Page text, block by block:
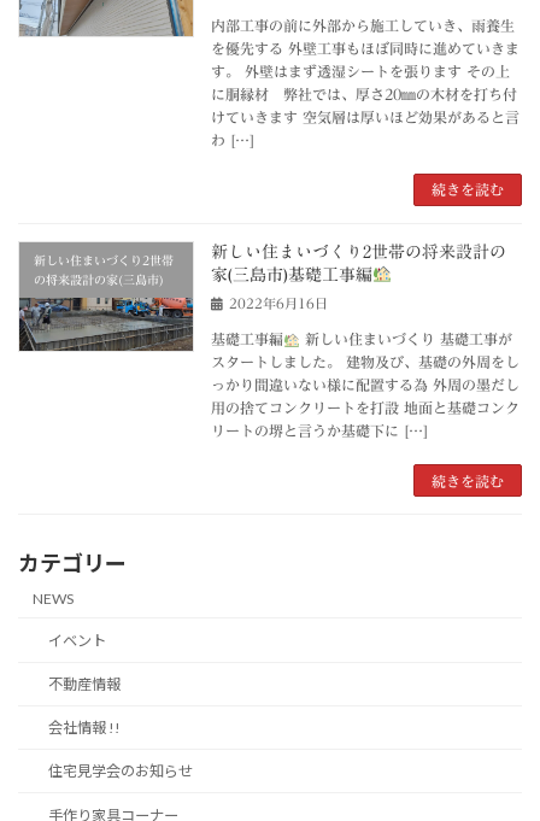
内部工事の前に外部から施工していき、雨養生
を優先する 外壁工事もほぼ同時に進めていきま
す。 外壁はまず透湿シートを張ります その上
に胴縁材 弊社では、厚さ20㎜の木材を打ち付
けていきます 空気層は厚いほど効果があると言
わ […]
続きを読む
新しい住まいづくり2世帯
の将来設計の家(三島市)
新しい住まいづくり2世帯の将来設計の
家(三島市)基礎工事編
2022年6月16日
基礎工事編
新しい住まいづくり 基礎工事が
スタートしました。 建物及び、基礎の外周をし
っかり間違いない様に配置する為 外周の墨だし
用の捨てコンクリートを打設 地面と基礎コンク
リートの堺と言うか基礎下に […]
続きを読む
カテゴリー
NEWS
イベント
不動産情報
会社情報 !!
住宅見学会のお知らせ
手作り家具コーナー